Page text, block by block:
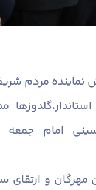
نماینده مردم
امام جمعه
مهرگان و ارتقای